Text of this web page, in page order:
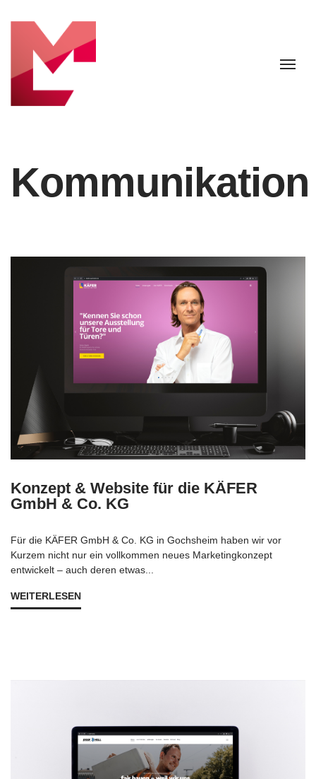
Kommunikation
Konzept & Website für die KÄFER
GmbH & Co. KG
Für die KÄFER GmbH & Co. KG in Gochsheim haben wir vor
Kurzem nicht nur ein vollkommen neues Marketingkonzept
entwickelt – auch deren etwas...
WEITERLESEN